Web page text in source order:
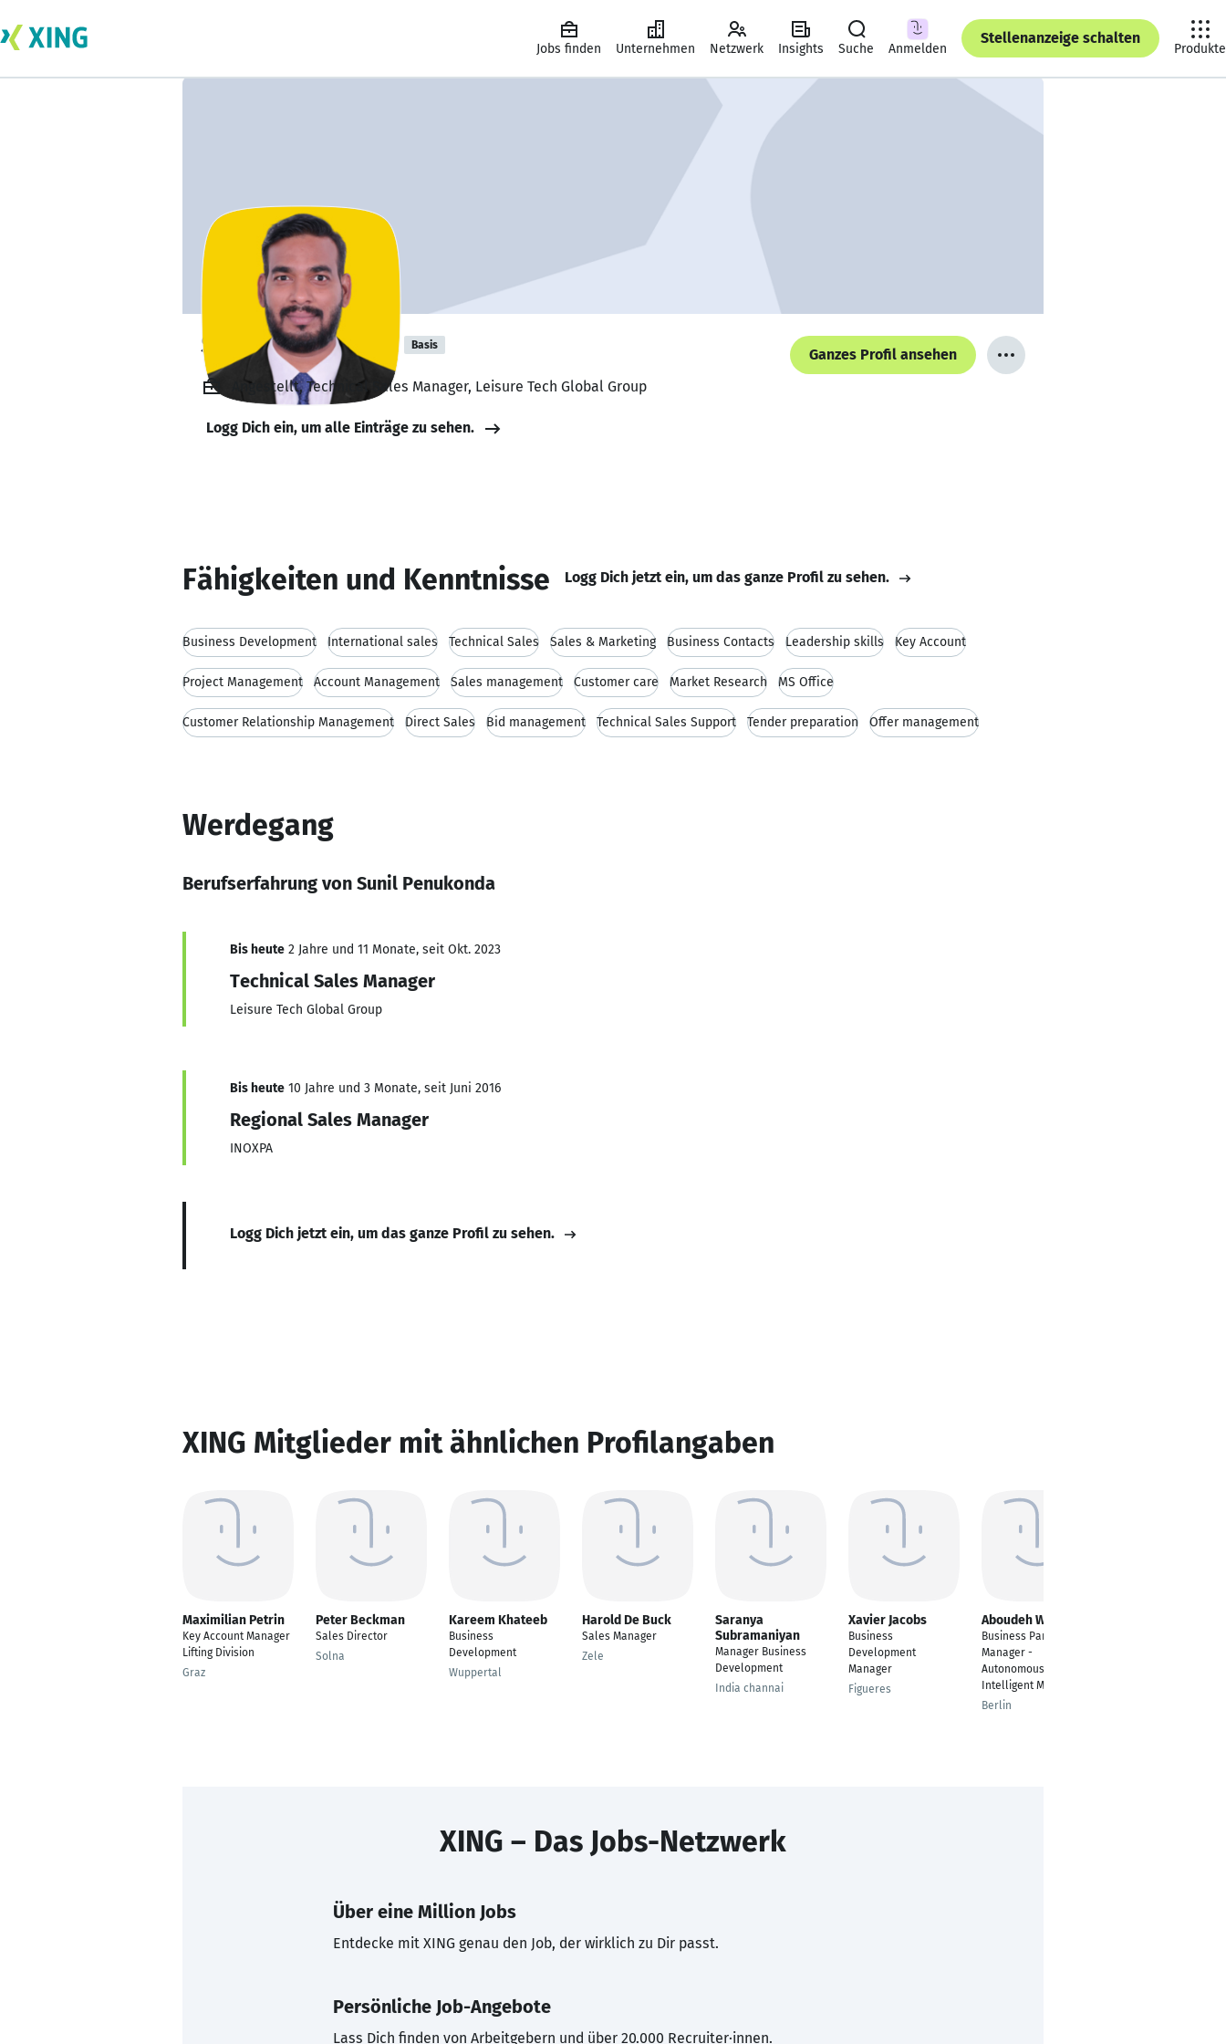
Jobs finden Unternehmen Netzwerk Insights Suche Anmelden
Stellenanzeige schalten
Produkte
Sunil Penukonda Basis
Ganzes Profil ansehen
Angestellt, Technical Sales Manager, Leisure Tech Global Group
Logg Dich ein, um alle Einträge zu sehen.
Fähigkeiten und Kenntnisse Logg Dich jetzt ein, um das ganze Profil zu sehen.
Business Development International sales Technical Sales Sales & Marketing Business Contacts Leadership skills Key Account
Project Management Account Management Sales management Customer care Market Research MS Office
Customer Relationship Management Direct Sales Bid management Technical Sales Support Tender preparation Offer management
Werdegang
Berufserfahrung von Sunil Penukonda
Bis heute 2 Jahre und 11 Monate, seit Okt. 2023
Technical Sales Manager
Leisure Tech Global Group
Bis heute 10 Jahre und 3 Monate, seit Juni 2016
Regional Sales Manager
INOXPA
Logg Dich jetzt ein, um das ganze Profil zu sehen.
XING Mitglieder mit ähnlichen Profilangaben
Maximilian Petrin
Key Account Manager
Lifting Division
Graz
Peter Beckman
Sales Director
Solna
Kareem Khateeb
Business
Development
Wuppertal
Harold De Buck
Sales Manager
Zele
Saranya
Subramaniyan
Manager Business
Development
India channai
Xavier Jacobs
Business
Development
Manager
Figueres
Aboudeh Wazzeh
Business Partner
Manager -
Autonomous Driving &
Intelligent Mobility
Berlin
XING – Das Jobs-Netzwerk
Über eine Million Jobs
Entdecke mit XING genau den Job, der wirklich zu Dir passt.
Persönliche Job-Angebote
Lass Dich finden von Arbeitgebern und über 20.000 Recruiter·innen.